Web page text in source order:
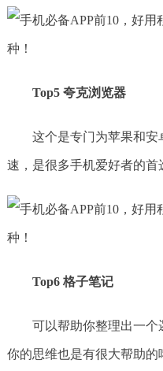
Top5 夸克浏览器
这个是专门为苹果和
速，是很多手机爱好者的首
Top6 格子笔记
可以帮助你整理出一
你的思维也是有很大帮助的